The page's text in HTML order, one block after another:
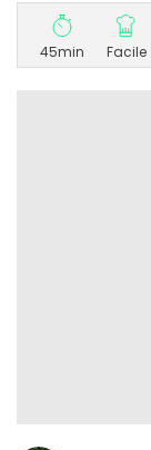
45min Facile